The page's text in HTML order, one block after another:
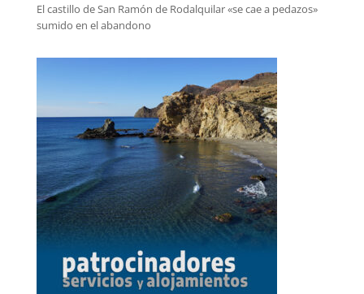
El castillo de San Ramón de Rodalquilar «se cae a pedazos»
sumido en el abandono